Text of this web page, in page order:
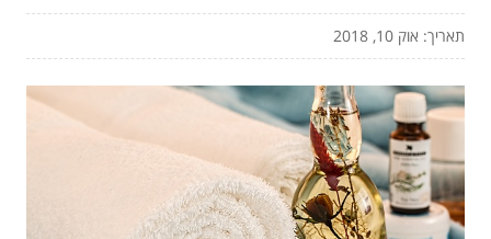
תאריך: אוק 10, 2018